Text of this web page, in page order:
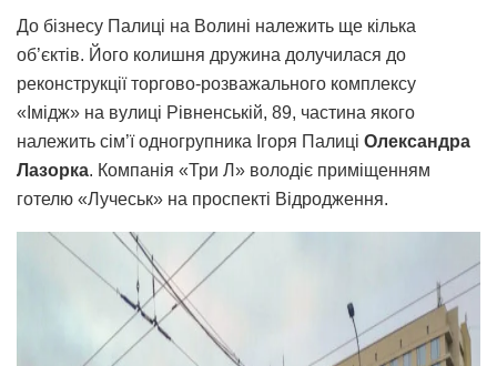
До бізнесу Палиці на Волині належить ще кілька
об’єктів. Його колишня дружина долучилася до
реконструкції торгово-розважального комплексу
«Імідж» на вулиці Рівненській, 89, частина якого
належить сім’ї одногрупника Ігоря Палиці Олександра
Лазорка. Компанія «Три Л» володіє приміщенням
готелю «Лучеськ» на проспекті Відродження.